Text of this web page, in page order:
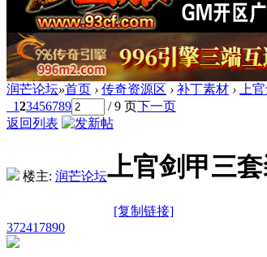
润芒论坛»首页 › 传奇资源区 › 补丁素材 ›
上
123456789 / 9 页下一页
返回列表
楼主: 润芒论坛上官剑甲三
[复制链接]
372417890